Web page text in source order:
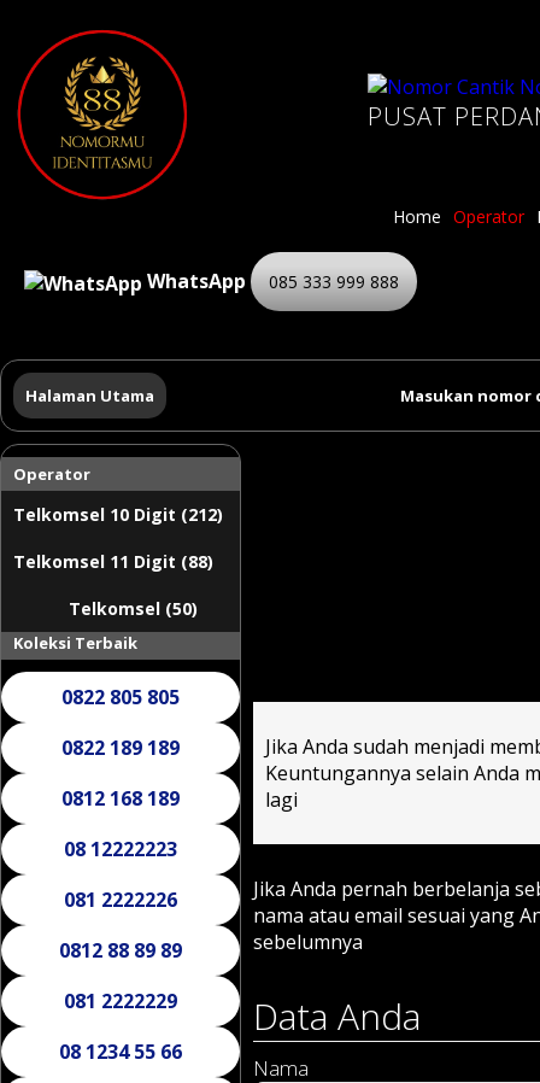
PUSAT
Home Operator
WhatsApp 085 333 999 888
Halaman Utama Masukan nomor
Operator
Telkomsel 10 Digit (212)
Telkomsel 11 Digit (88)
Telkomsel (50)
Koleksi Terbaik
0822 805 805
0822 189 189
0812 168 189
08 12222223
081 2222226
0812 88 89 89
081 2222229
08 1234 55 66
Jika Anda sudah menjadi
Keuntungannya selain Anda
lagi
Jika Anda pernah berbelanja
nama atau email sesuai yang
sebelumnya
Data Anda
Nama